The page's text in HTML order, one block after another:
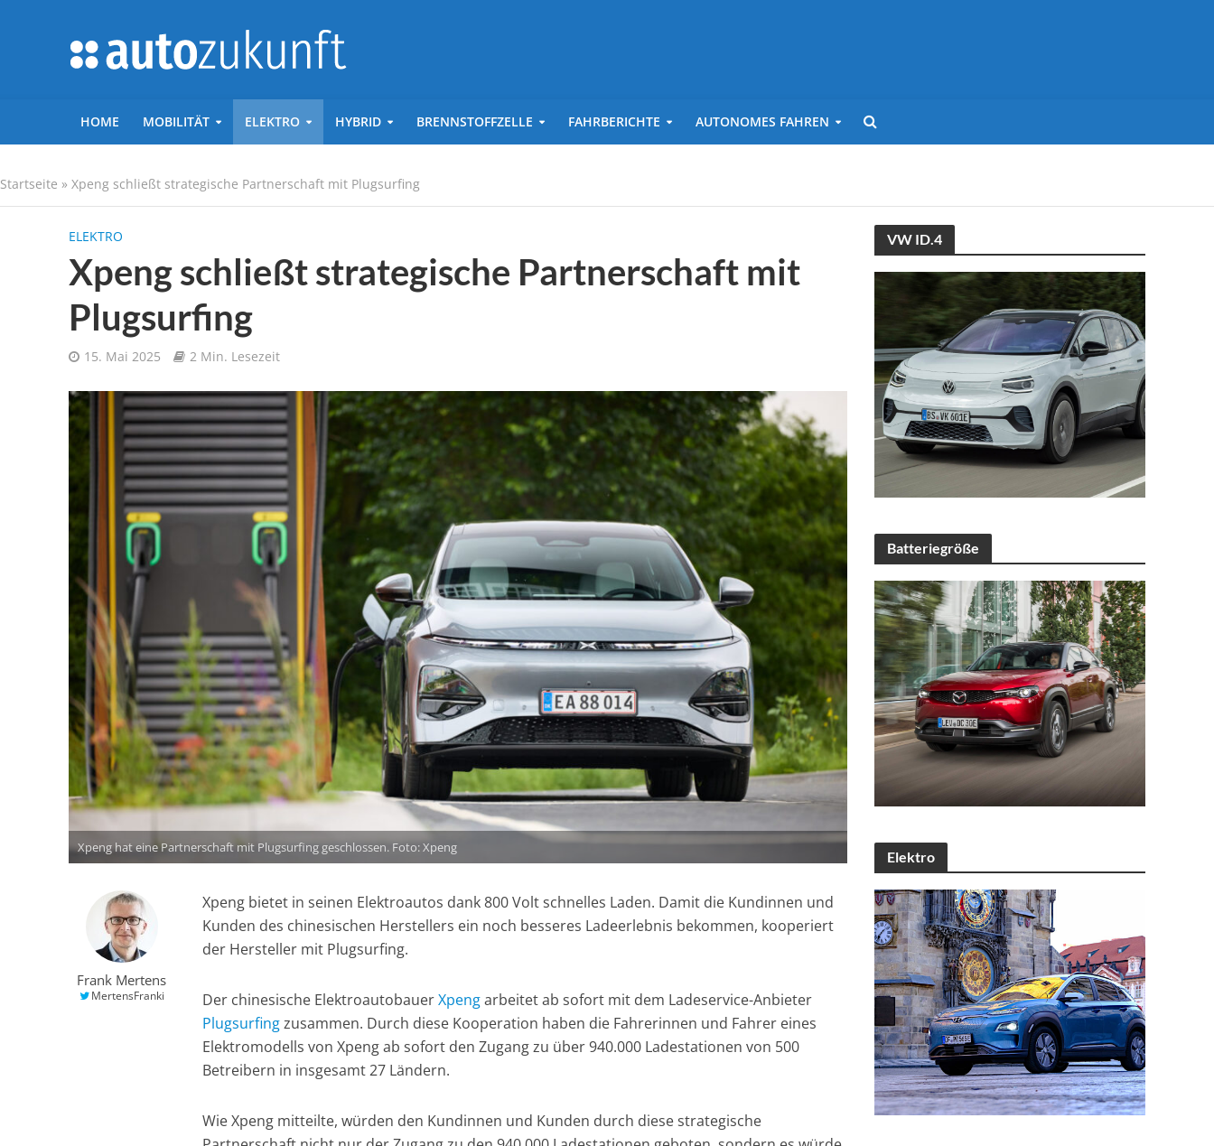
HOME MOBILITÄT ELEKTRO HYBRID BRENNSTOFFZELLE FAHRBERICHTE AUTONOMES FAHREN
Startseite » Xpeng schließt strategische Partnerschaft mit Plugsurfing
ELEKTRO
Xpeng schließt strategische Partnerschaft mit
Plugsurfing
15. Mai 2025 2 Min. Lesezeit
Xpeng hat eine Partnerschaft mit Plugsurfing geschlossen. Foto: Xpeng
Frank Mertens
MertensFranki
Xpeng bietet in seinen Elektroautos dank 800 Volt schnelles Laden. Damit die Kundinnen und
Kunden des chinesischen Herstellers ein noch besseres Ladeerlebnis bekommen, kooperiert
der Hersteller mit Plugsurfing.
Der chinesische ElektroautobauerXpengarbeitet ab sofort mit dem Ladeservice-Anbieter
Plugsurfingzusammen. Durch diese Kooperation haben die Fahrerinnen und Fahrer eines
Elektromodells von Xpeng ab sofort den Zugang zu über 940.000 Ladestationen von 500
Betreibern in insgesamt 27 Ländern.
Wie Xpeng mitteilte, würden den Kundinnen und Kunden durch diese strategische
VW ID.4
Batteriegröße
Elektro